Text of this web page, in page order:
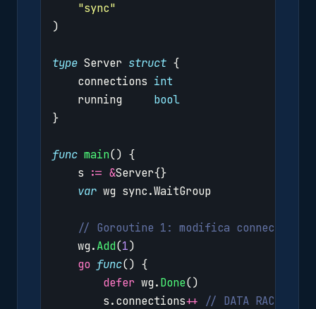
"sync"
)
type Server struct {
connections int
running
bool
}
func main() {
s := &Server{}
var wg sync.WaitGroup
// Goroutine 1: modifica connections
wg.Add(1)
go func() {
defer wg.Done()
s.connections++
// DATA RACE